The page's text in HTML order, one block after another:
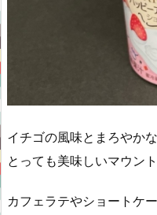
イチゴの風味とまろやかな
とっても美味しいマウン
カフェラテやショートケ